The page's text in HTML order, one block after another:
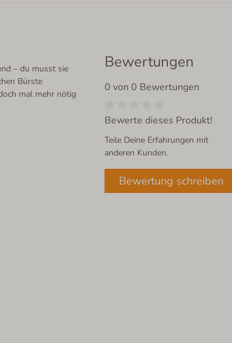
– du musst sie
Bürste
mal mehr nötig
Bewertungen
0 von 0 Bewertungen
Bewerte dieses Produkt!
Teile Deine Erfahrungen mit
anderen Kunden.
Bewertung schreiben